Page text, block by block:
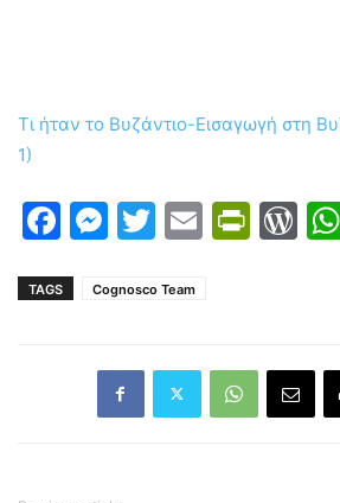
Τι ήταν το Βυζάντιο-Εισαγωγή στη
1)
Facebook
Messenger
Twitter
Email
TAGS Cognosco Team